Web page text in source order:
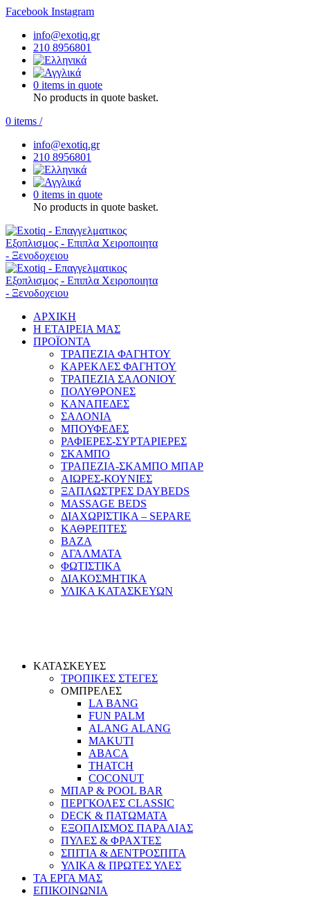
Facebook Instagram
info@exotiq.gr
210 8956801
0 items in quote
No products in quote basket.
0 items /
info@exotiq.gr
210 8956801
0 items in quote
No products in quote basket.
ΑΡΧΙΚΗ
Η ΕΤΑΙΡΕΙΑ ΜΑΣ
ΠΡΟΪΟΝΤΑ
ΤΡΑΠΕΖΙΑ ΦΑΓΗΤΟΥ
ΚΑΡΕΚΛΕΣ ΦΑΓΗΤΟΥ
ΤΡΑΠΕΖΙΑ ΣΑΛΟΝΙΟΥ
ΠΟΛΥΘΡΟΝΕΣ
ΚΑΝΑΠΕΔΕΣ
ΣΑΛΟΝΙΑ
ΜΠΟΥΦΕΔΕΣ
ΡΑΦΙΕΡΕΣ-ΣΥΡΤΑΡΙΕΡΕΣ
ΣΚΑΜΠΟ
ΤΡΑΠΕΖΙΑ-ΣΚΑΜΠΟ ΜΠΑΡ
ΑΙΩΡΕΣ-ΚΟΥΝΙΕΣ
ΞΑΠΛΩΣΤΡΕΣ DAYBEDS
MASSAGE BEDS
ΔΙΑΧΩΡΙΣΤΙΚΑ – SEPARE
ΚΑΘΡΕΠΤΕΣ
ΒΑΖΑ
ΑΓΑΛΜΑΤΑ
ΦΩΤΙΣΤΙΚΑ
ΔΙΑΚΟΣΜΗΤΙΚΑ
ΥΛΙΚΑ ΚΑΤΑΣΚΕΥΩΝ
ΚΑΤΑΣΚΕΥΕΣ
ΤΡΟΠΙΚΕΣ ΣΤΕΓΕΣ
ΟΜΠΡΕΛΕΣ
LA BANG
FUN PALM
ALANG ALANG
MAKUTI
ABACA
THATCH
COCONUT
ΜΠΑΡ & POOL BAR
ΠΕΡΓΚΟΛΕΣ CLASSIC
DECK & ΠΑΤΩΜΑΤΑ
ΕΞΟΠΛΙΣΜΟΣ ΠΑΡΑΛΙΑΣ
ΠΥΛΕΣ & ΦΡΑΧΤΕΣ
ΣΠΙΤΙΑ & ΔΕΝΤΡΟΣΠΙΤΑ
ΥΛΙΚΑ & ΠΡΩΤΕΣ ΥΛΕΣ
ΤΑ ΕΡΓΑ ΜΑΣ
ΕΠΙΚΟΙΝΩΝΙΑ